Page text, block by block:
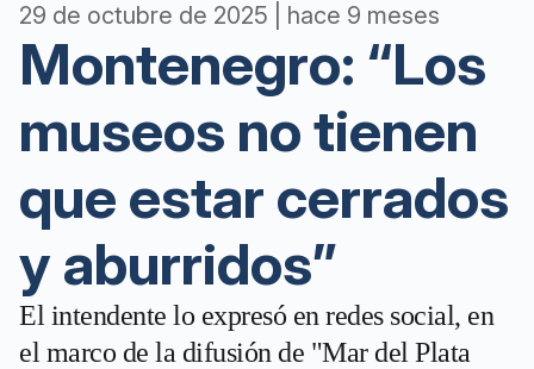
29 de octubre de 2025 | hace 9 meses
Montenegro: “Los
museos no tienen
que estar cerrados
y aburridos”
El intendente lo expresó en redes social, en
el marco de la difusión de "Mar del Plata